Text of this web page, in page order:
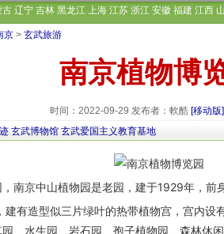
古 辽宁 吉林 黑龙江 上海 江苏 浙江 安徽 福建 江西
京 > 玄武旅游
南京植物博
时间：2022-09-29 发布者：軟酷 [移动版]
玄武博物馆 玄武爱国主义教育基地
京中山植物园是老园，建于1929年，前身
造型似三片绿叶的热带植物宫，宫内设
、水生园、岩石园、孢子植物园、森林休